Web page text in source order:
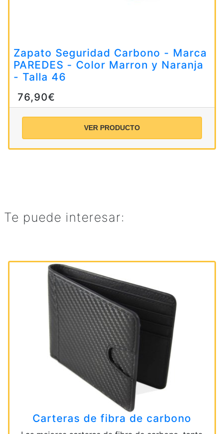
Zapato Seguridad Carbono - Marca
PAREDES - Color Marron y Naranja
- Talla 46
76,90€
VER PRODUCTO
Te puede interesar:
Carteras de fibra de carbono